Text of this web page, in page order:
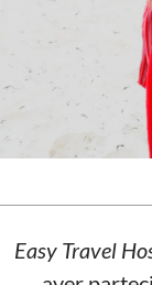
Easy Travel